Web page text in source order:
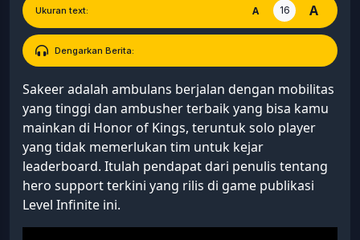
Ukuran text: A 16 A
Dengarkan Berita:
Sakeer adalah ambulans berjalan dengan mobilitas
yang tinggi dan ambusher terbaik yang bisa kamu
mainkan di Honor of Kings, teruntuk solo player
yang tidak memerlukan tim untuk kejar
leaderboard. Itulah pendapat dari penulis tentang
hero support terkini yang rilis di game publikasi
Level Infinite ini.